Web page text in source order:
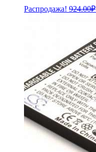
Распродажа! 924.00₽